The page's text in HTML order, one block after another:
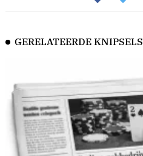
GERELATEERDE KNIPSELS